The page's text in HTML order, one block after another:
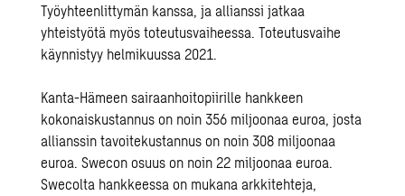
Työyhteenlittymän kanssa, ja allianssi jatkaa
yhteistyötä myös toteutusvaiheessa. Toteutusvaihe
käynnistyy helmikuussa 2021.
Kanta-Hämeen sairaanhoitopiirille hankkeen
kokonaiskustannus on noin 356 miljoonaa euroa, josta
allianssin tavoitekustannus on noin 308 miljoonaa
euroa. Swecon osuus on noin 22 miljoonaa euroa.
Swecolta hankkeessa on mukana arkkitehteja,